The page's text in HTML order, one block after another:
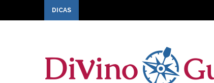
DICAS